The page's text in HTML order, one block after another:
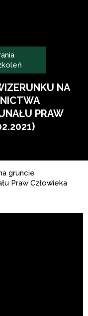
NA
PRAW
gruncie
Praw Człowieka